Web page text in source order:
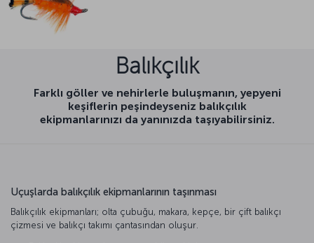
Balıkçılık
Farklı göller ve nehirlerle buluşmanın, yepyeni
keşiflerin peşindeyseniz balıkçılık
ekipmanlarınızı da yanınızda taşıyabilirsiniz.
Uçuşlarda balıkçılık ekipmanlarının taşınması
Balıkçılık ekipmanları; olta çubuğu, makara, kepçe, bir çift balıkçı
çizmesi ve balıkçı takımı çantasından oluşur.